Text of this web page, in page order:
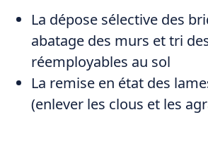
La dépose sélective des
abatage des murs et tri
réemployables au sol
La remise en état des
(enlever les clous et les